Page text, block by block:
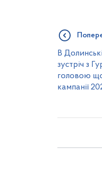
В
зустріч з
головою
кампанії